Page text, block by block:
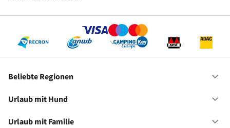
Beliebte Regionen
Urlaub mit Hund
Urlaub mit Familie